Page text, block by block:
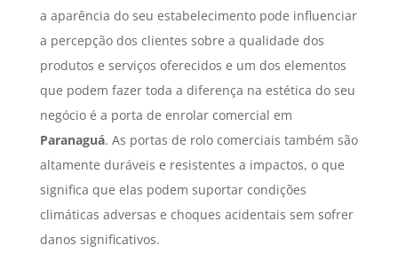
a aparência do seu estabelecimento pode influenciar
a percepção dos clientes sobre a qualidade dos
produtos e serviços oferecidos e um dos elementos
que podem fazer toda a diferença na estética do seu
negócio é a porta de enrolar comercial em
Paranaguá. As portas de rolo comerciais também são
altamente duráveis e resistentes a impactos, o que
significa que elas podem suportar condições
climáticas adversas e choques acidentais sem sofrer
danos significativos.